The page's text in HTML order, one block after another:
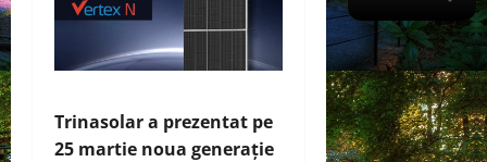
Trinasolar a prezentat pe
25 martie noua generație